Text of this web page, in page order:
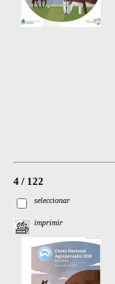
4 / 122
seleccionar
imprimir